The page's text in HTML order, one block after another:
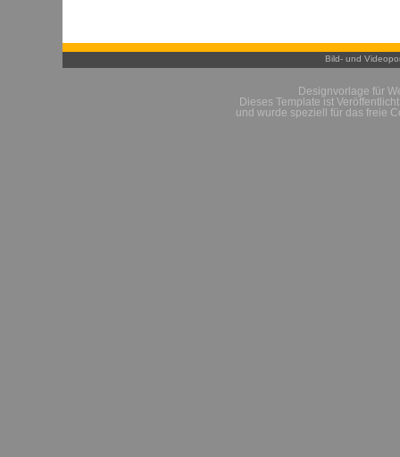
Bild- und
Designvorlage für
Dieses Template ist
und wurde speziell für das freie